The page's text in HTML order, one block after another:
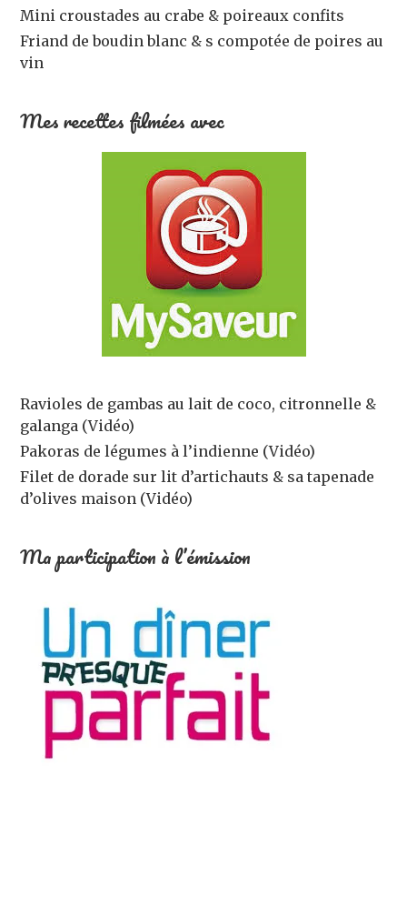
Mini croustades au crabe & poireaux confits
Friand de boudin blanc & s compotée de poires au
vin
Mes recettes filmées avec
Ravioles de gambas au lait de coco, citronnelle &
galanga (Vidéo)
Pakoras de légumes à l’indienne (Vidéo)
Filet de dorade sur lit d’artichauts & sa tapenade
d’olives maison (Vidéo)
Ma participation à l’émission